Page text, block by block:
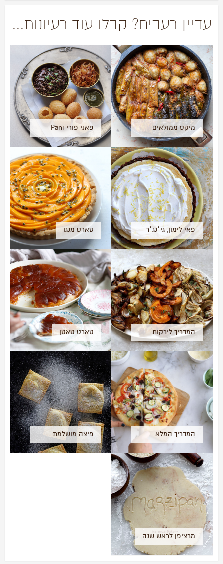
עדיין רעבים? קבלו עוד רעיונות...
מיקס ממולאים
אביבי
פאני פורי Pani
puri
פאי לימון, גי׳נג׳ר
ודבש
טארט מנגו
המדריך לירקות
צלויים (אנטיפסטי)
טארט טאטן
המדריך המלא
להכנת פיצה ביתית
פיצה מושלמת
בדקה וPop Tarts
מרציפן לראש שנה